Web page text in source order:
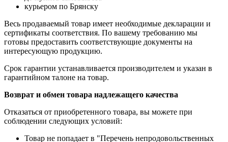
курьером по Брянску
Весь продаваемый товар имеет необходимые декларации и
сертификаты соответствия. По вашему требованию мы
готовы предоставить соответствующие документы на
интересующую продукцию.
Срок гарантии устанавливается производителем и указан в
гарантийном талоне на товар.
Возврат и обмен товара надлежащего качества
Отказаться от приобретенного товара, вы можете при
соблюдении следующих условий:
Товар не попадает в "Перечень непродовольственных